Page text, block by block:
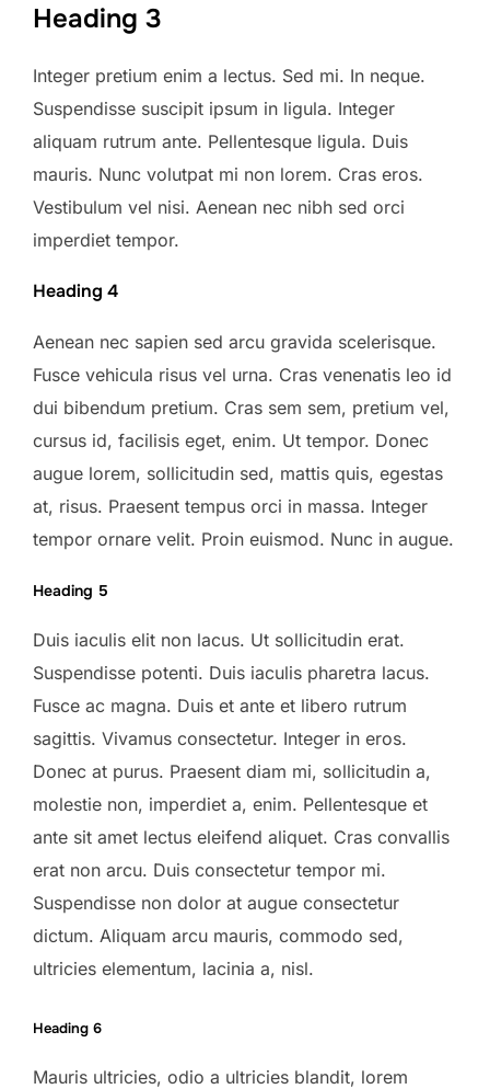
Heading 3
Integer pretium enim a lectus. Sed mi. In neque.
Suspendisse suscipit ipsum in ligula. Integer
aliquam rutrum ante. Pellentesque ligula. Duis
mauris. Nunc volutpat mi non lorem. Cras eros.
Vestibulum vel nisi. Aenean nec nibh sed orci
imperdiet tempor.
Heading 4
Aenean nec sapien sed arcu gravida scelerisque.
Fusce vehicula risus vel urna. Cras venenatis leo id
dui bibendum pretium. Cras sem sem, pretium vel,
cursus id, facilisis eget, enim. Ut tempor. Donec
augue lorem, sollicitudin sed, mattis quis, egestas
at, risus. Praesent tempus orci in massa. Integer
tempor ornare velit. Proin euismod. Nunc in augue.
Heading 5
Duis iaculis elit non lacus. Ut sollicitudin erat.
Suspendisse potenti. Duis iaculis pharetra lacus.
Fusce ac magna. Duis et ante et libero rutrum
sagittis. Vivamus consectetur. Integer in eros.
Donec at purus. Praesent diam mi, sollicitudin a,
molestie non, imperdiet a, enim. Pellentesque et
ante sit amet lectus eleifend aliquet. Cras convallis
erat non arcu. Duis consectetur tempor mi.
Suspendisse non dolor at augue consectetur
dictum. Aliquam arcu mauris, commodo sed,
ultricies elementum, lacinia a, nisl.
Heading 6
Mauris ultricies, odio a ultricies blandit, lorem